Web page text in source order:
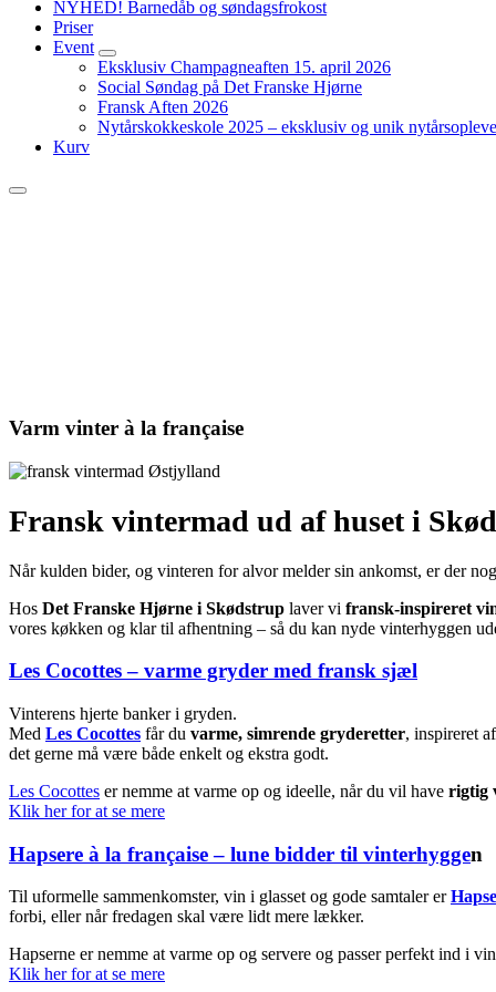
NYHED! Barnedåb og søndagsfrokost
Priser
Event
expand
child
menu
Eksklusiv Champagneaften 15. april 2026
Social Søndag på Det Franske Hjørne
Fransk Aften 2026
Nytårskokkeskole 2025 – eksklusiv og unik
Kurv
Menu
Varm vinter à la française
Fransk vintermad ud af huset i
Når kulden bider, og vinteren for alvor melder sin ankomst, er der
Hos Det Franske Hjørne i Skødstrup laver vi fransk-inspireret
vores køkken og klar til afhentning – så du kan nyde vinterhyggen
Les Cocottes – varme gryder med fransk sjæl
Vinterens hjerte banker i gryden.
Med Les Cocottes får du varme, simrende gryderetter, inspireret
det gerne må være både enkelt og ekstra godt.
Les Cocottes er nemme at varme op og ideelle, når du vil have rigtig
Klik her for at se mere
Hapsere à la française – lune bidder til vinterhyggen
Til uformelle sammenkomster, vin i glasset og gode samtaler er
forbi, eller når fredagen skal være lidt mere lækker.
Hapserne er nemme at varme op og servere og passer perfekt ind i
Klik her for at se mere